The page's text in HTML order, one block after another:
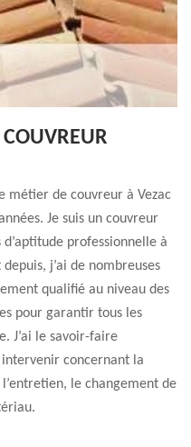
métier de couvreur à Vezac
Je suis un couvreur
professionnelle à
j’ai de nombreuses
qualifié au niveau des
pour garantir tous les
J’ai le savoir-faire
concernant la
le changement de